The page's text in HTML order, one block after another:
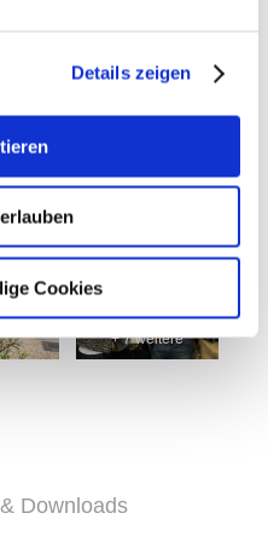
Details zeigen
Cookies
+ 7 weitere
Downloads